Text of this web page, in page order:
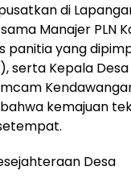
di
Manajer
panitia yang
serta Kepala
kemajuan
Desa